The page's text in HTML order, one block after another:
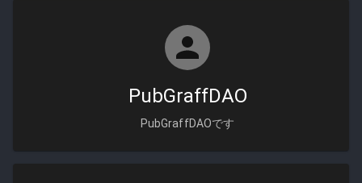
PubGraffDAO
PubGraffDAOです